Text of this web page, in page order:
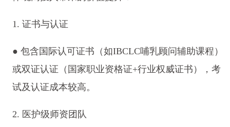
1. 证书与认证
● 包含国际认可证书（如IBCLC哺乳顾问辅助课程）
或双证认证（国家职业资格证+行业权威证书），考
试及认证成本较高。
2. 医护级师资团队